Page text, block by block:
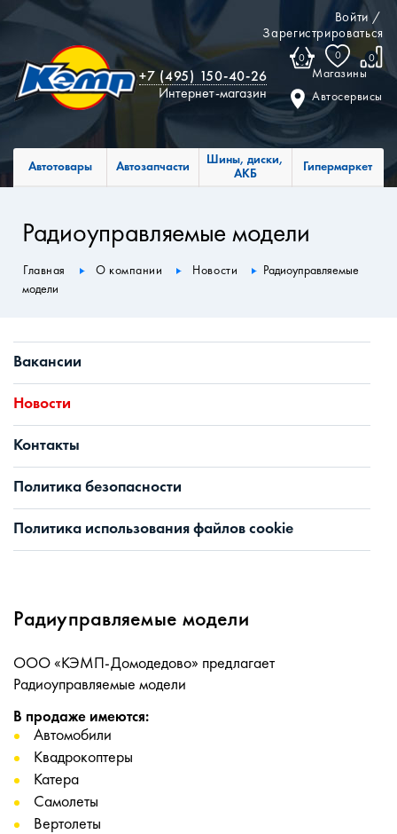
Войти /
Зарегистрироваться
0 0 0
Магазины
Автосервисы
+7 (495) 150-40-26
Интернет-магазин
Автотовары Автозапчасти
Шины, диски,
АКБ
Гипермаркет
Радиоуправляемые модели
Главная О компании Новости
Радиоуправляемые
модели
Вакансии
Новости
Контакты
Политика безопасности
Политика использования файлов cookie
Радиуправляемые модели
ООО «КЭМП-Домодедово» предлагает
Радиоуправляемые модели
В продаже имеются:
Автомобили
Квадрокоптеры
Катера
Самолеты
Вертолеты